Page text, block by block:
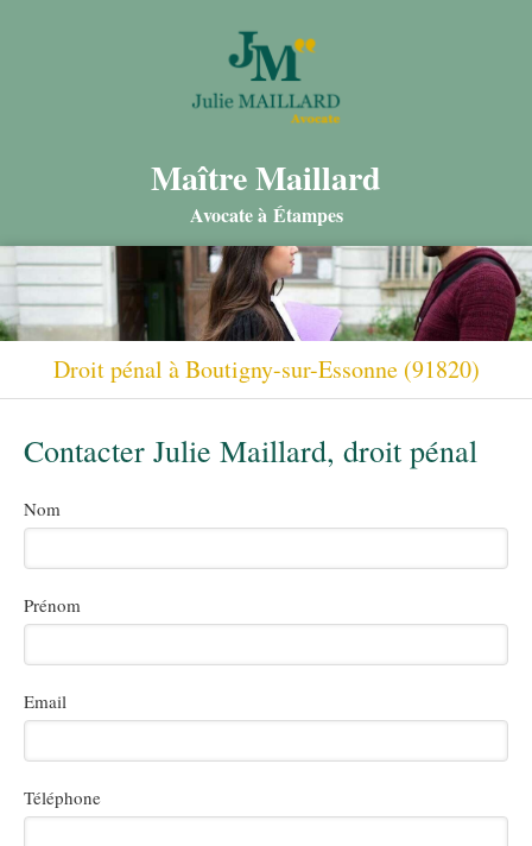
Maître Maillard
Avocate à Étampes
Droit pénal à Boutigny-sur-Essonne (91820)
Contacter Julie Maillard, droit pénal
Nom
Prénom
Email
Téléphone